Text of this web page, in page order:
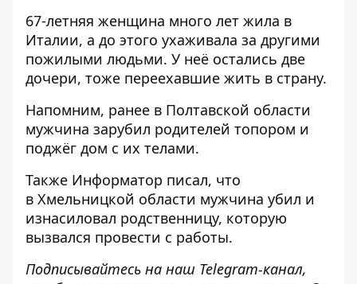
67-летняя женщина много лет жила в
Италии, а до этого ухаживала за другими
пожилыми людьми. У неё остались две
дочери, тоже переехавшие жить в страну.
Напомним, ранее в Полтавской области
мужчина зарубил родителей топором и
поджёг дом с их телами.
Также Информатор писал, что
в Хмельницкой области мужчина убил и
изнасиловал родственницу, которую
вызвался провести с работы.
Подписывайтесь на наш Telegram-канал,